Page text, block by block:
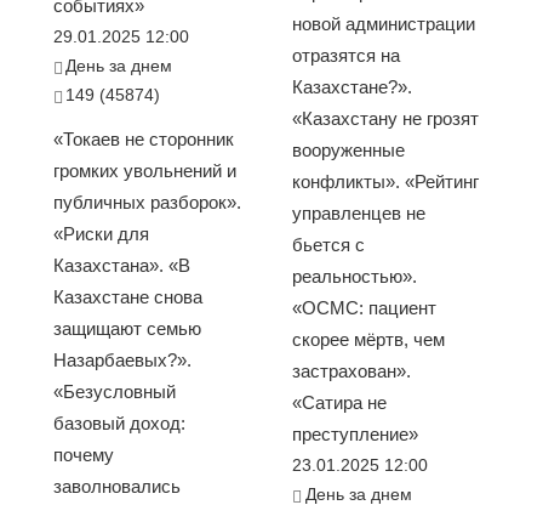
событиях»
29.01.2025 12:00
День за днем
149 (45874)
«Токаев не сторонник
громких увольнений и
публичных разборок».
«Риски для
Казахстана». «В
Казахстане снова
защищают семью
Назарбаевых?».
«Безусловный
базовый доход:
почему
заволновались
новой администрации
отразятся на
Казахстане?».
«Казахстану не грозят
вооруженные
конфликты». «Рейтинг
управленцев не
бьется с
реальностью».
«ОСМС: пациент
скорее мёртв, чем
застрахован».
«Сатира не
преступление»
23.01.2025 12:00
День за днем